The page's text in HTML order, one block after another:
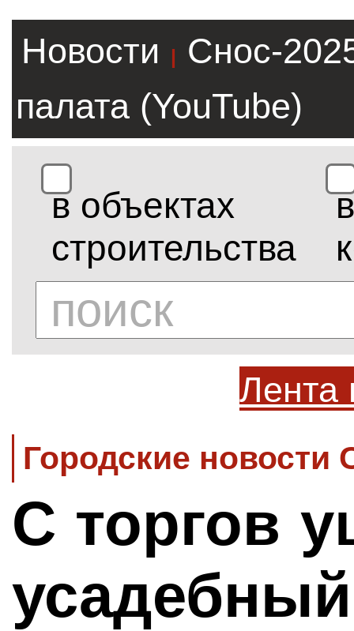
Новости |
Снос-
палата (YouTube)
в объектах
строительства
в
Лента
Городские новости
С торгов